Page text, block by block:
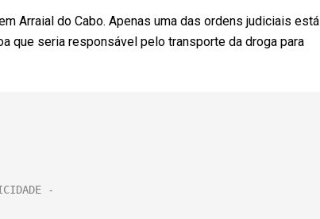
Arraial do Cabo. Apenas uma das ordens judiciais está
que seria responsável pelo transporte da droga para